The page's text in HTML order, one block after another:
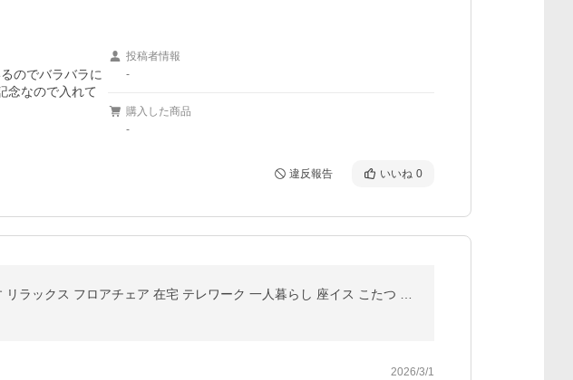
のでバラバラに
念なので入れて
投稿者情報
-
購入した商品
-
違反報告 いいね 0
2026/3/1